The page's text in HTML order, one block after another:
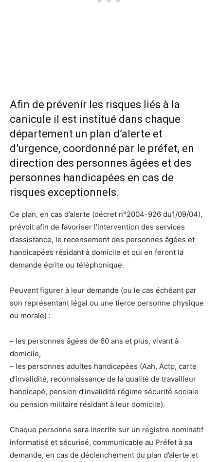
Afin de prévenir les risques liés à la
canicule il est institué dans chaque
département un plan d’alerte et
d’urgence, coordonné par le préfet, en
direction des personnes âgées et des
personnes handicapées en cas de
risques exceptionnels.
Ce plan, en cas d’alerte (décret n°2004-926 du1/09/04),
prévoit afin de favoriser l’intervention des services
d’assistance, le recensement des personnes âgées et
handicapées résidant à domicile et qui en feront la
demande écrite ou téléphonique.
Peuventfigurer à leur demande (ou le cas échéant par
son représentant légal ou une tierce personne physique
ou morale) :
– les personnes âgées de 60 ans et plus, vivant à
domicile,
– les personnes adultes handicapées (Aah, Actp, carte
d’invalidité, reconnaissance de la qualité de travailleur
handicapé, pension d’invalidité régime sécurité sociale
ou pension militaire résidant à leur domicile).
Chaque personne sera inscrite sur un registre nominatif
informatisé et sécurisé, communicable au Préfet à sa
demande, en cas de déclenchement du plan d’alerte et